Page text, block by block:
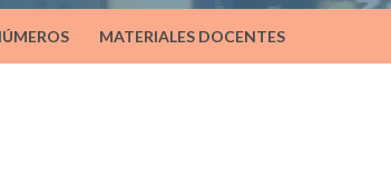
MATERIALES DOCENTES